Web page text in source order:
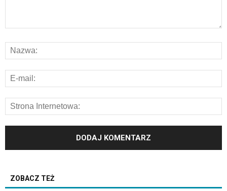
ZOBACZ TEŻ